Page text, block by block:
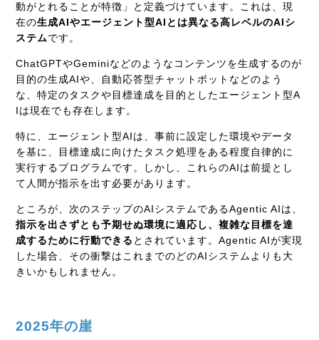
動がとれることが特徴」と定義づけています。これは、現
在の生成AIやエージェント型AIとは異なる高レベルのAIシ
ステムです。
ChatGPTやGeminiなどのようなコンテンツを生成するのが
目的の生成AIや、自動応答型チャットボットなどのよう
な、特定のタスクや目標達成を目的としたエージェント型A
Iは現在でも存在します。
特に、エージェント型AIは、事前に設定した環境やデータ
を基に、目標達成に向けたタスク処理をある程度自律的に
実行するプログラムです。しかし、これらのAIは前提とし
て人間が指示を出す必要があります。
ところが、次のステップのAIシステムであるAgentic AIは、
指示を出さずとも予期せぬ環境に適応し、複雑な目標を達
成するために行動できる とされています。Agentic AIが実現
した場合、その衝撃はこれまでのどのAIシステムよりも大
きいかもしれません。
2025年の崖